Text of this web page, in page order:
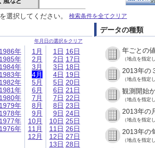
選択してください。 検索条件を全てクリア
年月日の選択をクリア
1986年
1985年
1984年
1983年
1982年
1981年
1980年
1979年
1978年
1977年
1976年
1月
2月
3月
4月
5月
6月
7月
8月
9月
10月
11月
12月
1日
2日
3日
4日
5日
6日
7日
8日
9日
10日
11日
12日
13日
16日
17日
18日
19日
20日
21日
22日
23日
24日
25日
26日
27日
28日
データの種類
年ごとの
（地点を指定
2013年の
（地点を指定
観測開始
（地点を指定
2013年の
（地点を指定
2013年の
（地点を指定